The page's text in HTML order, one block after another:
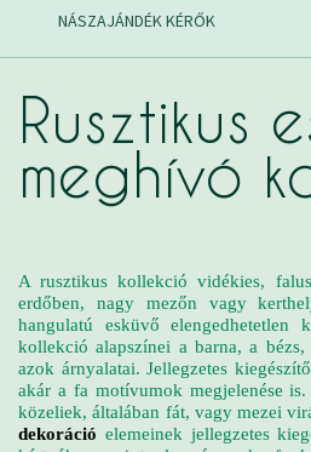
NÁSZAJÁNDÉK KÉRŐK
Rusztikus
meghívó
A rusztikus kollekció vidékies,
erdőben, nagy mezőn vagy
hangulatú esküvő
kollekció alapszínei a barna, a
azok árnyalatai. Jellegzetes
akár a fa motívumok megjelenése
közeliek, általában fát, vagy mezei
dekoráció elemeinek jellegzetes